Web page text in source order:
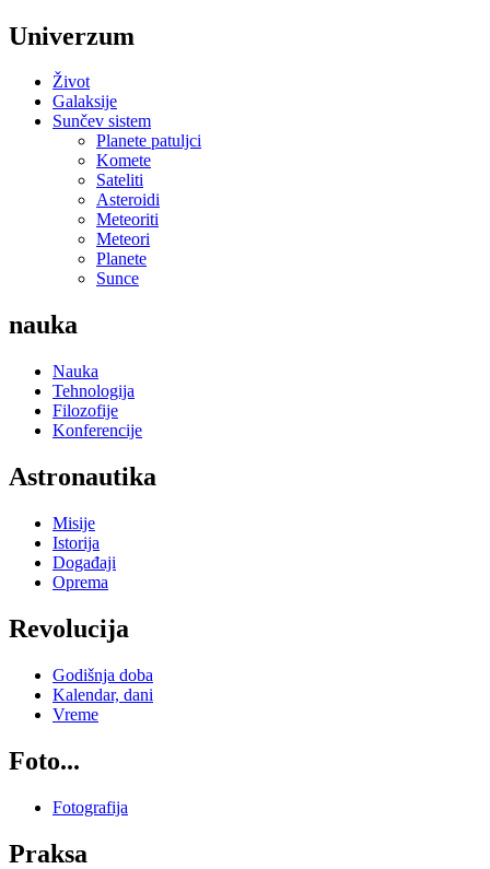
Univerzum
Život
Galaksije
Sunčev sistem
Planete patuljci
Komete
Sateliti
Asteroidi
Meteoriti
Meteori
Planete
Sunce
nauka
Nauka
Tehnologija
Filozofije
Konferencije
Astronautika
Misije
Istorija
Događaji
Oprema
Revolucija
Godišnja doba
Kalendar, dani
Vreme
Foto...
Fotografija
Praksa